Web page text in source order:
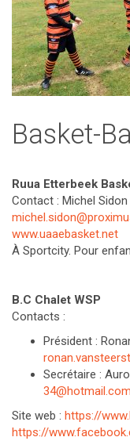
Basket-Ball
Ruua Etterbeek
Contact : Michel
www.uaaebasket.net
À Sportcity. Pour
B.C Chalet WSP
Contacts :
Président :
Secrétaire :
34@hotmail.com
Site web : https://
https://